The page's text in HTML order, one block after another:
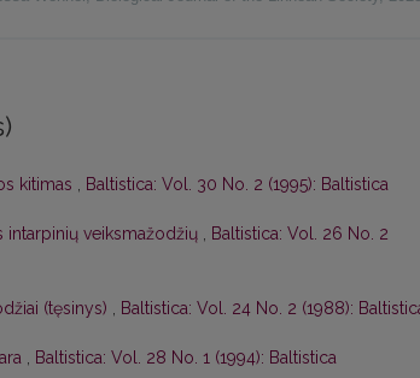
kitimas , Baltistica: Vol. 30 No. 2 (1995): Baltistica
intarpinių veiksmažodžių , Baltistica: Vol. 26 No. 2
(tęsinys) , Baltistica: Vol. 24 No. 2 (1988):
, Baltistica: Vol. 28 No. 1 (1994): Baltistica